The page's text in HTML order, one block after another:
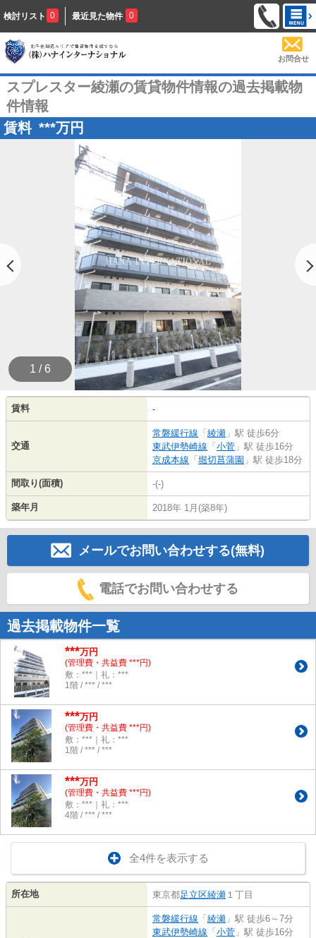
検討リスト 0 最近見た物件 0
お問合せ
スプレスター綾瀬の賃貸物件情報の過去掲載物
件情報
賃料 ***万円
1 / 6
賃料 -
交通
常磐緩行線 「綾瀬 」駅 徒歩6分
東武伊勢崎線 「小菅 」駅 徒歩16分
京成本線 「堀切菖蒲園 」駅 徒歩18分
間取り(面積) -(-)
築年月 2018年 1月(築8年)
メールでお問い合わせする(無料)
電話でお問い合わせする
過去掲載物件一覧
***万円
(管理費・共益費 ***円)
敷：***｜礼：***
1階 / *** / ***
***万円
(管理費・共益費 ***円)
敷：***｜礼：***
1階 / *** / ***
***万円
(管理費・共益費 ***円)
敷：***｜礼：***
4階 / *** / ***
全4件を表示する
所在地 東京都足立区綾瀬 １丁目
常磐緩行線 「綾瀬 」駅 徒歩6～7分
東武伊勢崎線 「小菅 」駅 徒歩16分